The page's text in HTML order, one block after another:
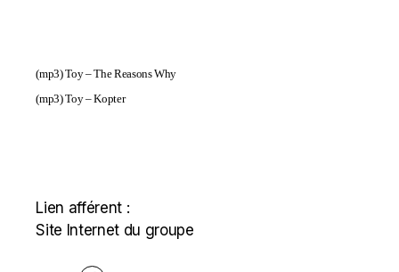
(mp3)Toy – The Reasons Why
(mp3)Toy – Kopter
Lien afférent :
Site Internet du groupe